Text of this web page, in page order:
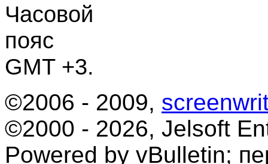
Часовой
пояс
GMT +3.
©2006 - 2009,
©2000 - 2026, Jelsoft
Powered by vBulletin;